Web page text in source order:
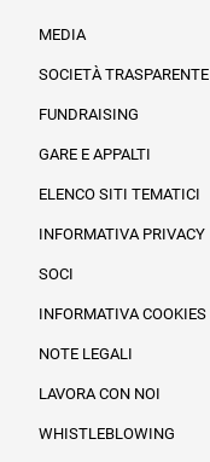
MEDIA
SOCIETÀ TRASPARENTE
FUNDRAISING
GARE E APPALTI
ELENCO SITI TEMATICI
INFORMATIVA PRIVACY
SOCI
INFORMATIVA COOKIES
NOTE LEGALI
LAVORA CON NOI
WHISTLEBLOWING